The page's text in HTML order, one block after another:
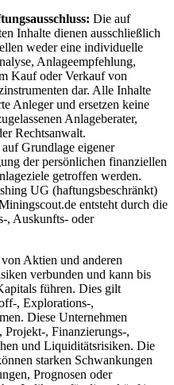
Die auf
Inhalte dienen ausschließlich
weder eine individuelle
Anlageempfehlung,
Kauf oder Verkauf von
dar. Alle Inhalte
Anleger und ersetzen keine
Anlageberater,
Rechtsanwalt.
Grundlage eigener
der persönlichen finanziellen
getroffen werden.
UG (haftungsbeschränkt)
entsteht durch die
, Auskunfts- oder
Aktien und anderen
verbunden und kann bis
führen. Dies gilt
, Explorations-,
Diese Unternehmen
, Finanzierungs-,
und Liquiditätsrisiken. Die
starken Schwankungen
Prognosen oder